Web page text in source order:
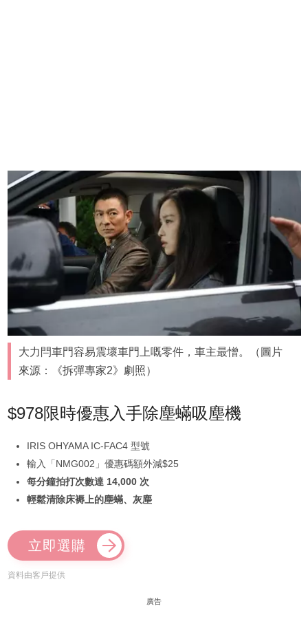
大力閂車門容易震壞車門上嘅零件，車主最憎。（圖片
來源：《拆彈專家2》劇照）
$978限時優惠入手除塵蟎吸塵機
IRIS OHYAMA IC-FAC4 型號
輸入「NMG002」優惠碼額外減$25
每分鐘拍打次數達 14,000 次
輕鬆清除床褥上的塵蟎、灰塵
立即選購
資料由客戶提供
廣告